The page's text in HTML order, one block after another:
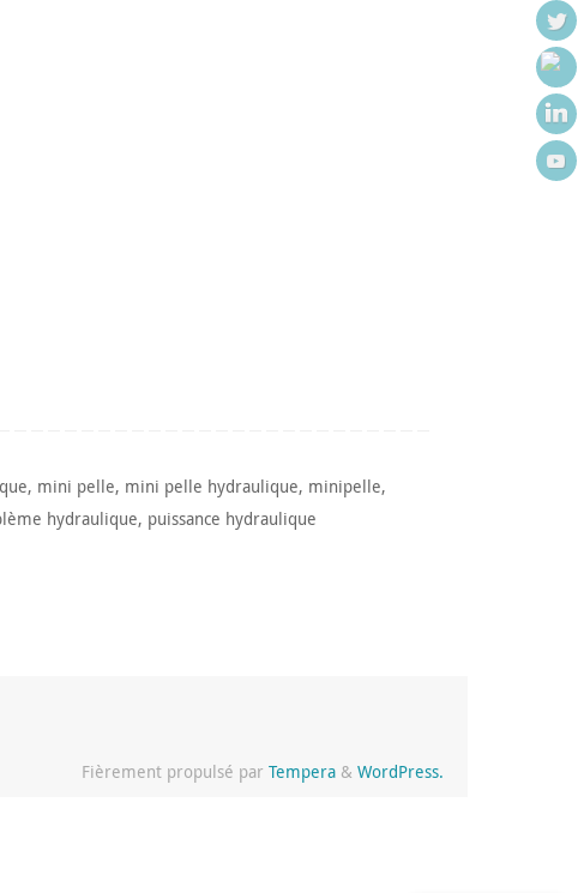
, mini pelle, mini pelle hydraulique, minipelle,
hydraulique, puissance hydraulique
Fièrement propulsé par Tempera & WordPress.